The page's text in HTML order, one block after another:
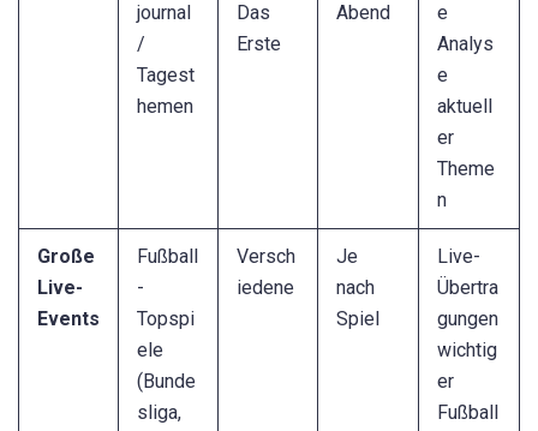
journal
/
Tagest
hemen
Das
Erste
Abend
e
Analys
e
aktuell
er
Theme
n
Große
Live-
Events
Fußball
-
Topspi
ele
(Bunde
sliga,
Versch
iedene
Je
nach
Spiel
Live-
Übertra
gungen
wichtig
er
Fußball